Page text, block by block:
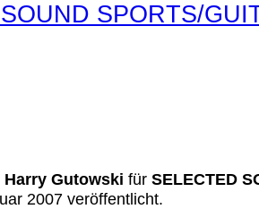
SPORTS/
Harry Gutowski für SELECTED
2007 veröffentlicht.